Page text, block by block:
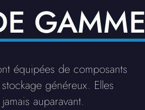
GAMME
équipées de composants
généreux. Elles
auparavant.